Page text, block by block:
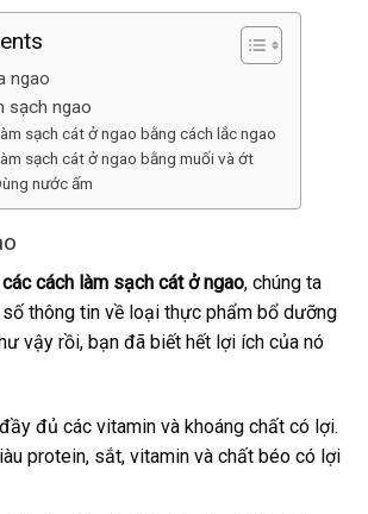
ngao
sạch ngao
sạch cát ở ngao bằng cách lắc ngao
sạch cát ở ngao bằng muối và ớt
nước ấm
các cách làm sạch cát ở ngao, chúng ta
thông tin về loại thực phẩm bổ dưỡng
vậy rồi, bạn đã biết hết lợi ích của nó
đủ các vitamin và khoáng chất có lợi.
protein, sắt, vitamin và chất béo có lợi